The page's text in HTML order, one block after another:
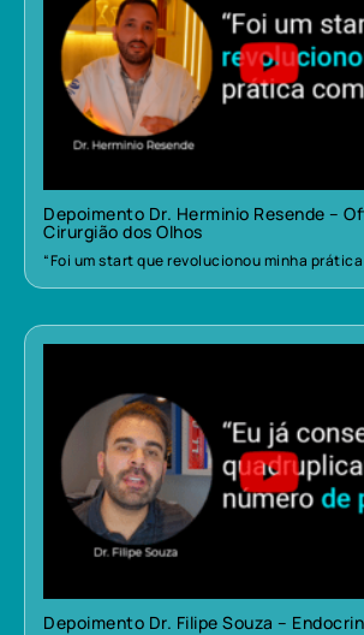
Depoimento Dr. Herminio Resende –
Cirurgião dos Olhos
“Foi um start que revolucionou minha
Depoimento Dr. Filipe Souza –